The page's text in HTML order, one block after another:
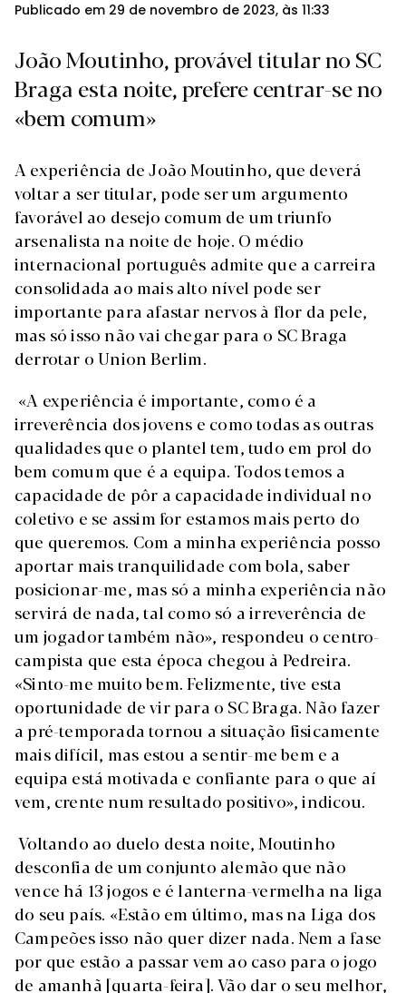
Publicado em 29 de novembro de 2023, às 11:33
João Moutinho, provável titular no SC
Braga esta noite, prefere centrar-se no
«bem comum»
A experiência de João Moutinho, que deverá
voltar a ser titular, pode ser um argumento
favorável ao desejo comum de um triunfo
arsenalista na noite de hoje. O médio
internacional português admite que a carreira
consolidada ao mais alto nível pode ser
importante para afastar nervos à flor da pele,
mas só isso não vai chegar para o SC Braga
derrotar o Union Berlim.
«A experiência é importante, como é a
irreverência dos jovens e como todas as outras
qualidades que o plantel tem, tudo em prol do
bem comum que é a equipa. Todos temos a
capacidade de pôr a capacidade individual no
coletivo e se assim for estamos mais perto do
que queremos. Com a minha experiência posso
aportar mais tranquilidade com bola, saber
posicionar-me, mas só a minha experiência não
servirá de nada, tal como só a irreverência de
um jogador também não», respondeu o centro-
campista que esta época chegou à Pedreira.
«Sinto-me muito bem. Felizmente, tive esta
oportunidade de vir para o SC Braga. Não fazer
a pré-temporada tornou a situação fisicamente
mais difícil, mas estou a sentir-me bem e a
equipa está motivada e confiante para o que aí
vem, crente num resultado positivo», indicou.
Voltando ao duelo desta noite, Moutinho
desconfia de um conjunto alemão que não
vence há 13 jogos e é lanterna-vermelha na liga
do seu país. «Estão em último, mas na Liga dos
Campeões isso não quer dizer nada. Nem a fase
por que estão a passar vem ao caso para o jogo
de amanhã [quarta-feira]. Vão dar o seu melhor,